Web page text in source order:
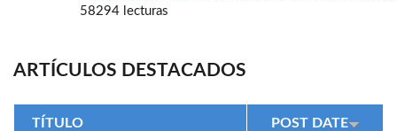
58294 lecturas
ARTÍCULOS DESTACADOS
TÍTULO POST DATE